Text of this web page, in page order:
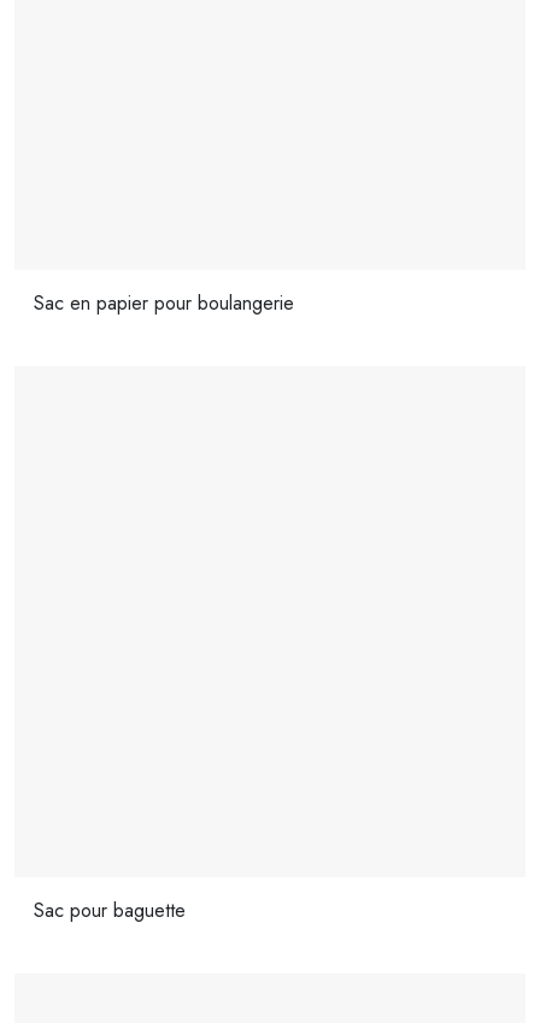
Sac en papier pour boulangerie
Sac pour baguette